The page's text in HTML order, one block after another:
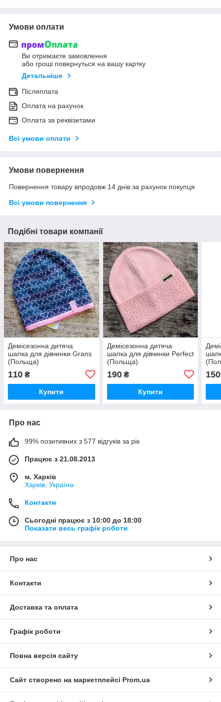
Умови оплати
Ви отримаєте замовлення
або гроші повернуться на вашу картку
Детальніше
Післяплата
Оплата на рахунок
Оплата за реквізитами
Всі умови оплати
Умови повернення
Повернення товару впродовж 14 днів за рахунок покупця
Всі умови повернення
Подібні товари компанії
Демісезонна дитяча
шапка для дівчинки Grans
(Польща)
110 ₴
Купити
Демісезонна дитяча
шапка для дівчинки Perfect
(Польща)
190₴
Купити
150
Про нас
99% позитивних з 577 відгуків за рік
Працює з 21.08.2013
м. Харків
Харків, Україна
Контакти
Сьогодні працює з 10:00 до 18:00
Показати весь графік роботи
Про нас
Контакти
Доставка та оплата
Графік роботи
Повна версія сайту
Сайт створено на маркетплейсі Prom.ua